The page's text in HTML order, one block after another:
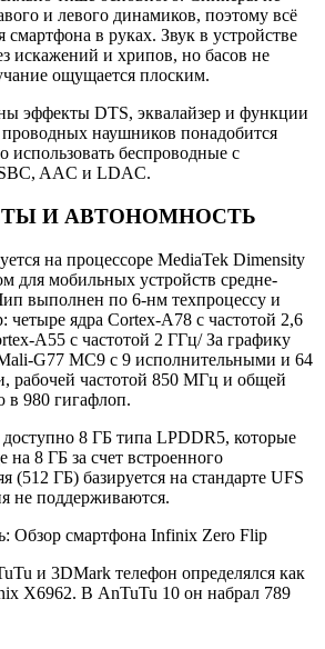
и левого динамиков, поэтому всё
смартфона в руках. Звук в устройстве
искажений и хрипов, но басов не
ощущается плоским.
эффекты DTS, эквалайзер и функции
проводных наушников понадобится
использовать беспроводные с
AAC и LDAC.
И АВТОНОМНОСТЬ
на процессоре MediaTek Dimensity
для мобильных устройств средне-
выполнен по 6-нм техпроцессу и
четыре ядра Cortex-A78 с частотой 2,6
A55 с частотой 2 ГГц/ За графику
Mali-G77 MC9 с 9 исполнительными и 64
рабочей частотой 850 МГц и общей
в 980 гигафлоп.
8 ГБ типа LPDDR5, которые
8 ГБ за счет встроенного
(512 ГБ) базируется на стандарте UFS
не поддерживаются.
и 3DMark телефон определялся как
X6962. В AnTuTu 10 он набрал 789